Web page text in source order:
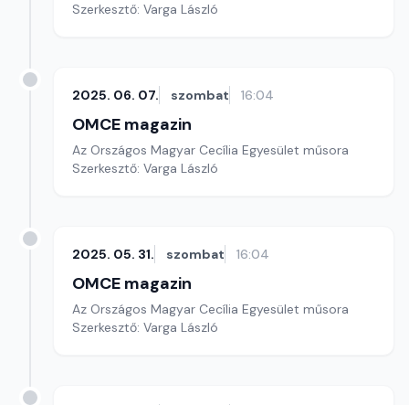
Szerkesztő: Varga László
2025. 06. 07. szombat 16:04
OMCE magazin
Az Országos Magyar Cecília Egyesület műsora
Szerkesztő: Varga László
2025. 05. 31. szombat 16:04
OMCE magazin
Az Országos Magyar Cecília Egyesület műsora
Szerkesztő: Varga László